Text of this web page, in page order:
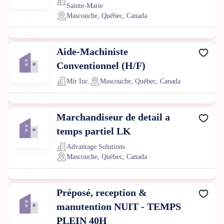
Sainte-Marie
Mascouche, Québec, Canada
Aide-Machiniste
Conventionnel (H/F)
Mir Inc. Mascouche, Québec, Canada
Marchandiseur de detail a
temps partiel LK
Advantage Solutions
Mascouche, Québec, Canada
Préposé, reception &
manutention NUIT - TEMPS
PLEIN 40H